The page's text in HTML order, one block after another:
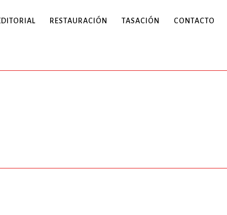
RESTAURACIÓN TASACIÓN CONTACTO